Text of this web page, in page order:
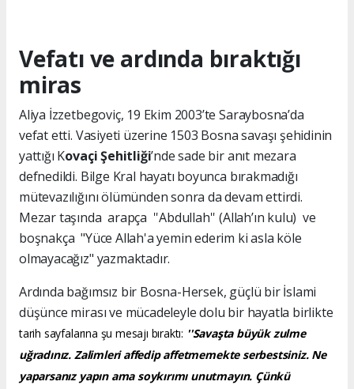
Vefatı ve ardında bıraktığı
miras
Aliya İzzetbegoviç, 19 Ekim 2003’te Saraybosna’da
vefat etti. Vasiyeti üzerine 1503 Bosna savaşı şehidinin
yattığı Kovaçi Şehitliği’nde sade bir anıt mezara
defnedildi. Bilge Kral hayatı boyunca bırakmadığı
mütevazılığını ölümünden sonra da devam ettirdi.
Mezar taşında arapça ''Abdullah'' (Allah’ın kulu) ve
boşnakça "Yüce Allah'a yemin ederim ki asla köle
olmayacağız" yazmaktadır.
Ardında bağımsız bir Bosna-Hersek, güçlü bir İslami
düşünce mirası ve mücadeleyle dolu bir hayatla birlikte
tarih sayfalarına şu mesajı bıraktı: ''Savaşta büyük zulme
uğradınız. Zalimleri affedip affetmemekte serbestsiniz. Ne
yaparsanız yapın ama soykırımı unutmayın. Çünkü